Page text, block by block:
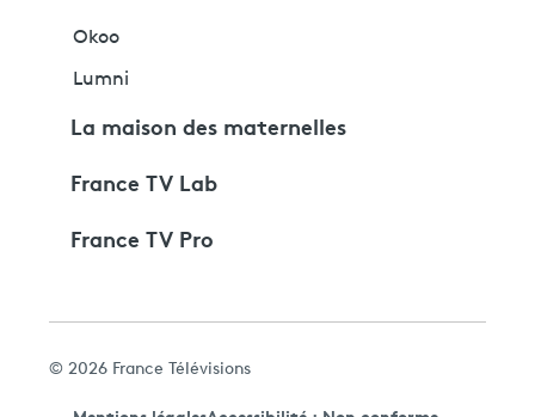
Okoo
Lumni
La maison des maternelles
France TV Lab
France TV Pro
© 2026 France Télévisions